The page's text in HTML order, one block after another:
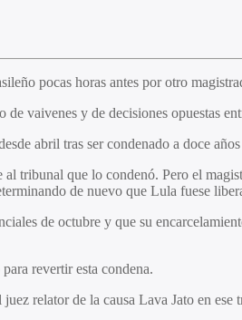
pocas horas antes por otro
vaivenes y de decisiones opuestas
abril tras ser condenado a doce
tribunal que lo condenó. Pero el
de nuevo que Lula fuese
de octubre y que su
revertir esta condena.
relator de la causa Lava Jato en